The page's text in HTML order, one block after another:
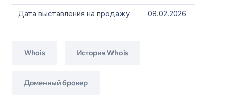
Дата выставления на продажу
08.02.2026
Whois История Whois
Доменный брокер